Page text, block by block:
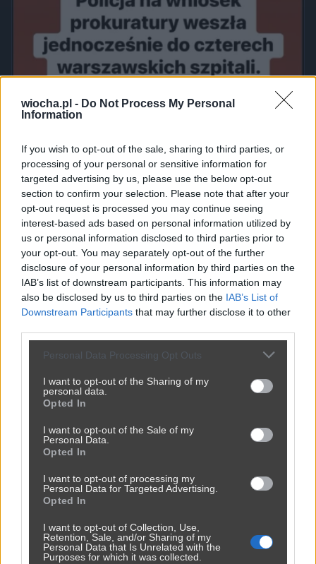
wiocha.pl - Do Not Process My Personal
Information
If you wish to opt-out of the sale, sharing to third parties, or
processing of your personal or sensitive information for
targeted advertising by us, please use the below opt-out
section to confirm your selection. Please note that after your
opt-out request is processed you may continue seeing
interest-based ads based on personal information utilized by
us or personal information disclosed to third parties prior to
your opt-out. You may separately opt-out of the further
disclosure of your personal information by third parties on the
IAB’s list of downstream participants. This information may
also be disclosed by us to third parties on the IAB’s List of
Downstream Participants that may further disclose it to other
Personal Data Processing Opt Outs
I want to opt-out of the Sharing of my
personal data.
Opted In
I want to opt-out of the Sale of my
Personal Data.
Opted In
I want to opt-out of processing my
Personal Data for Targeted Advertising.
Opted In
I want to opt-out of Collection, Use,
Retention, Sale, and/or Sharing of my
Personal Data that Is Unrelated with the
Purposes for which it was collected.
Pilne
Śmieszne
Powrót do przeszłości... byłoby wspaniale
386 Śmieszne